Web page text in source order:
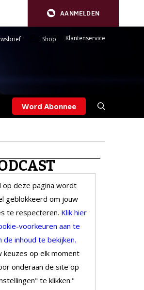
AANMELDEN
Shop Klantenservice
Word Abonnee
op deze pagina wordt
geblokkeerd om jouw
te respecteren. Klik hier
voorkeuren aan te
de inhoud te bekijken.
keuzes op elk moment
onderaan de site op
te klikken."